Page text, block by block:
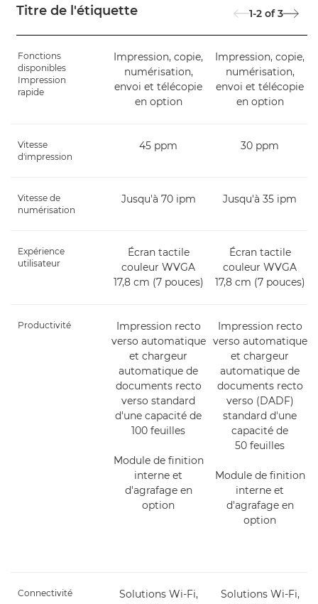
Titre de l'étiquette 1-2 of 3
Fonctions
disponibles
Impression
rapide
Impression, copie,
numérisation,
envoi et télécopie
en option
Impression, copie,
numérisation,
envoi et télécopie
en option
Vitesse
d'impression
45 ppm 30 ppm
Vitesse de
numérisation
Jusqu'à 70 ipm Jusqu'à 35 ipm
Expérience
utilisateur
Écran tactile
couleur WVGA
17,8 cm (7 pouces)
Écran tactile
couleur WVGA
17,8 cm (7 pouces)
Productivité
Impression recto
verso automatique
et chargeur
automatique de
documents recto
verso standard
d'une capacité de
100 feuilles
Module de finition
interne et
d'agrafage en
option
Impression recto
verso automatique
et chargeur
automatique de
documents recto
verso (DADF)
standard d'une
capacité de
50 feuilles
Module de finition
interne et
d'agrafage en
option
Connectivité
Solutions Wi-Fi,
Solutions Wi-Fi,